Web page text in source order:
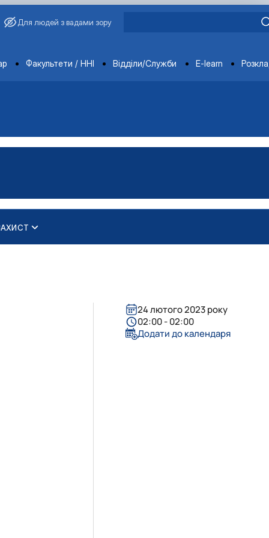
Для людей з вадами зору
Факультети / ННІ Відділи/Служби E-learn
24 лютого 2023 року
02:00 - 02:00
Додати до календаря